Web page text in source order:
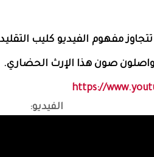
تجربة فنية تتجاوز مفهوم الفيديو
يواصلون صون هذا الإرث الحضاري.
https://
الفيديو: